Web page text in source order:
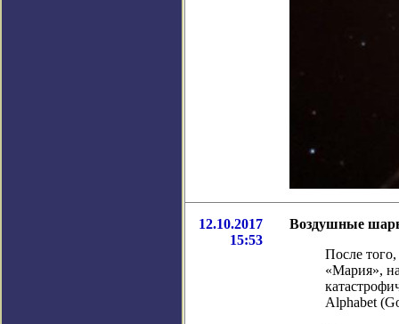
12.10.2017
15:53
Воздушные шары
После
«Мария»,
Alphabet